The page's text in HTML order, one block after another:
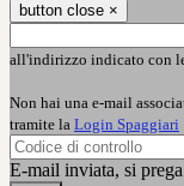
button close ×
all'indirizzo indicato con
Non hai una e-mail
tramite la Login Spaggiari
E-mail inviata, si